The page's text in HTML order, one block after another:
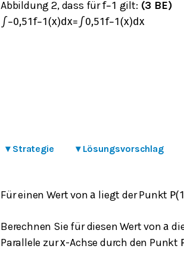
Abbildung 2, dass fürf−1 gilt: (3 BE)
∫ −0,51 f−1 (x)dx= ∫ 0,51 f−1 (x)dx
▾ Strategie ▾ Lösungsvorschlag
Für einen Wert vona liegt der Punkt P(1
Berechnen Sie für diesen Wert vona
Parallele zurx-Achse durch den Punkt